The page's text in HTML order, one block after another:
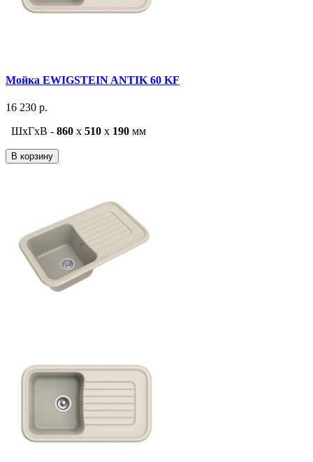
Мойка EWIGSTEIN ANTIK 60 KF
16 230 р.
ШxГxВ - 860 x 510 x 190 мм
В корзину